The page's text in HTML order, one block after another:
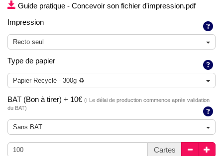
Guide pratique - Concevoir son fichier d'impression.pdf
Impression
Recto seul
Type de papier
Papier Recyclé - 300g ♻️
BAT (Bon à tirer) + 10€ (ℹ️ Le délai de production commence après validation
du BAT)
Sans BAT
Cartes